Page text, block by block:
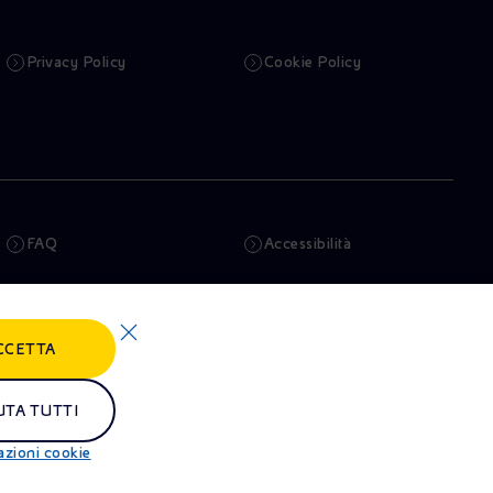
Privacy Policy Cookie Policy
FAQ Accessibilità
Truffe e Phishing
Remit
cookie
TUTTI